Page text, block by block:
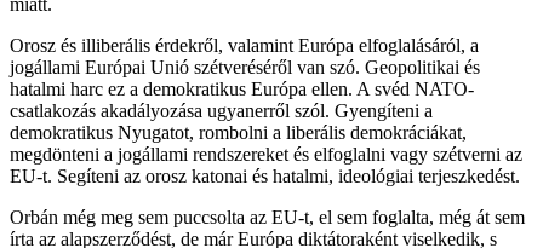
Orosz és illiberális érdekről, valamint Európa elfoglalásáról, a
jogállami Európai Unió szétveréséről van szó. Geopolitikai és
hatalmi harc ez a demokratikus Európa ellen. A svéd NATO-
csatlakozás akadályozása ugyanerről szól. Gyengíteni a
demokratikus Nyugatot, rombolni a liberális demokráciákat,
megdönteni a jogállami rendszereket és elfoglalni vagy szétverni az
EU-t. Segíteni az orosz katonai és hatalmi, ideológiai terjeszkedést.
Orbán még meg sem puccsolta az EU-t, el sem foglalta, még át sem
írta az alapszerződést, de már Európa diktátoraként viselkedik, s